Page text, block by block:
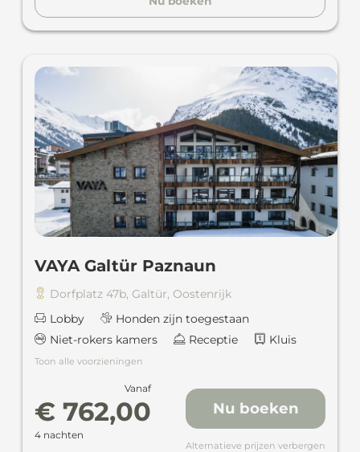
VAYA Galtür Paznaun
Dorfplatz 47b, Galtür, Oostenrijk
Lobby
Honden zijn toegestaan
Niet-rokers kamers
Receptie Kluis
Toon alle voorzieningen
Vanaf
€ 762,00
4 nachten
Nu boeken
Alternatieve prijzen verbergen